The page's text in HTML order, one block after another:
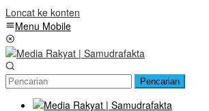
Loncat ke konten
Menu Mobile
Pencarian